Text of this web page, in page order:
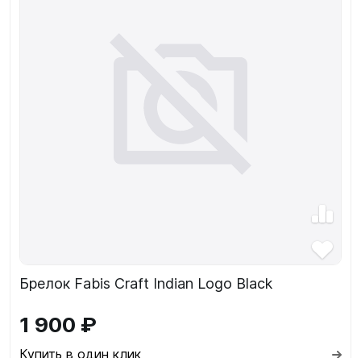
Брелок Fabis Craft Indian Logo Black
1 900 ₽
Купить в один клик